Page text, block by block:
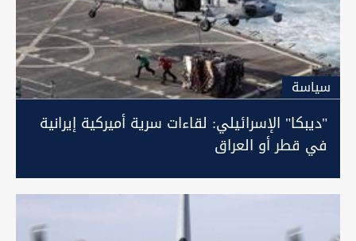
سیاسة
"ديبكا" الإسرائيلي: لقاءات سرية أميركية إيرانية
في قطر أو العراق